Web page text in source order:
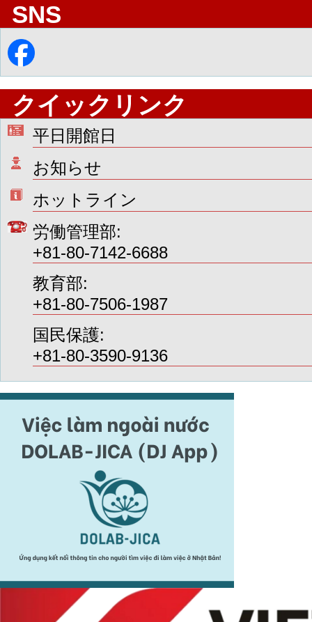
SNS
クイックリンク
平日開館日
お知らせ
ホットライン
労働管理部:
+81-80-7142-6688
教育部:
+81-80-7506-1987
国民保護:
+81-80-3590-9136